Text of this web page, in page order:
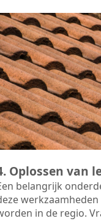
Oplossen van
belangrijk
in de regio.